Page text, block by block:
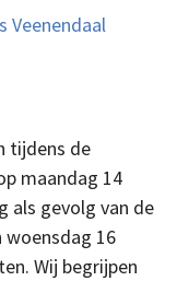
Veenendaal
tijdens de
maandag 14
als gevolg van de
16
Wij begrijpen